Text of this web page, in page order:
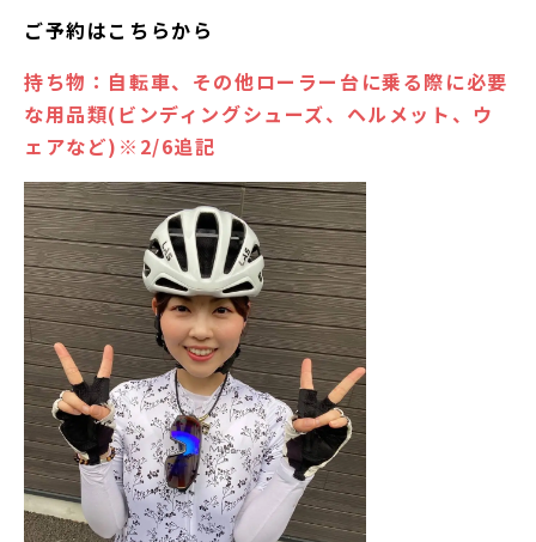
ご予約はこちらから
持ち物：自転車、その他ローラー台に乗る際に必要
な用品類(ビンディングシューズ、ヘルメット、ウ
ェアなど)※2/6追記